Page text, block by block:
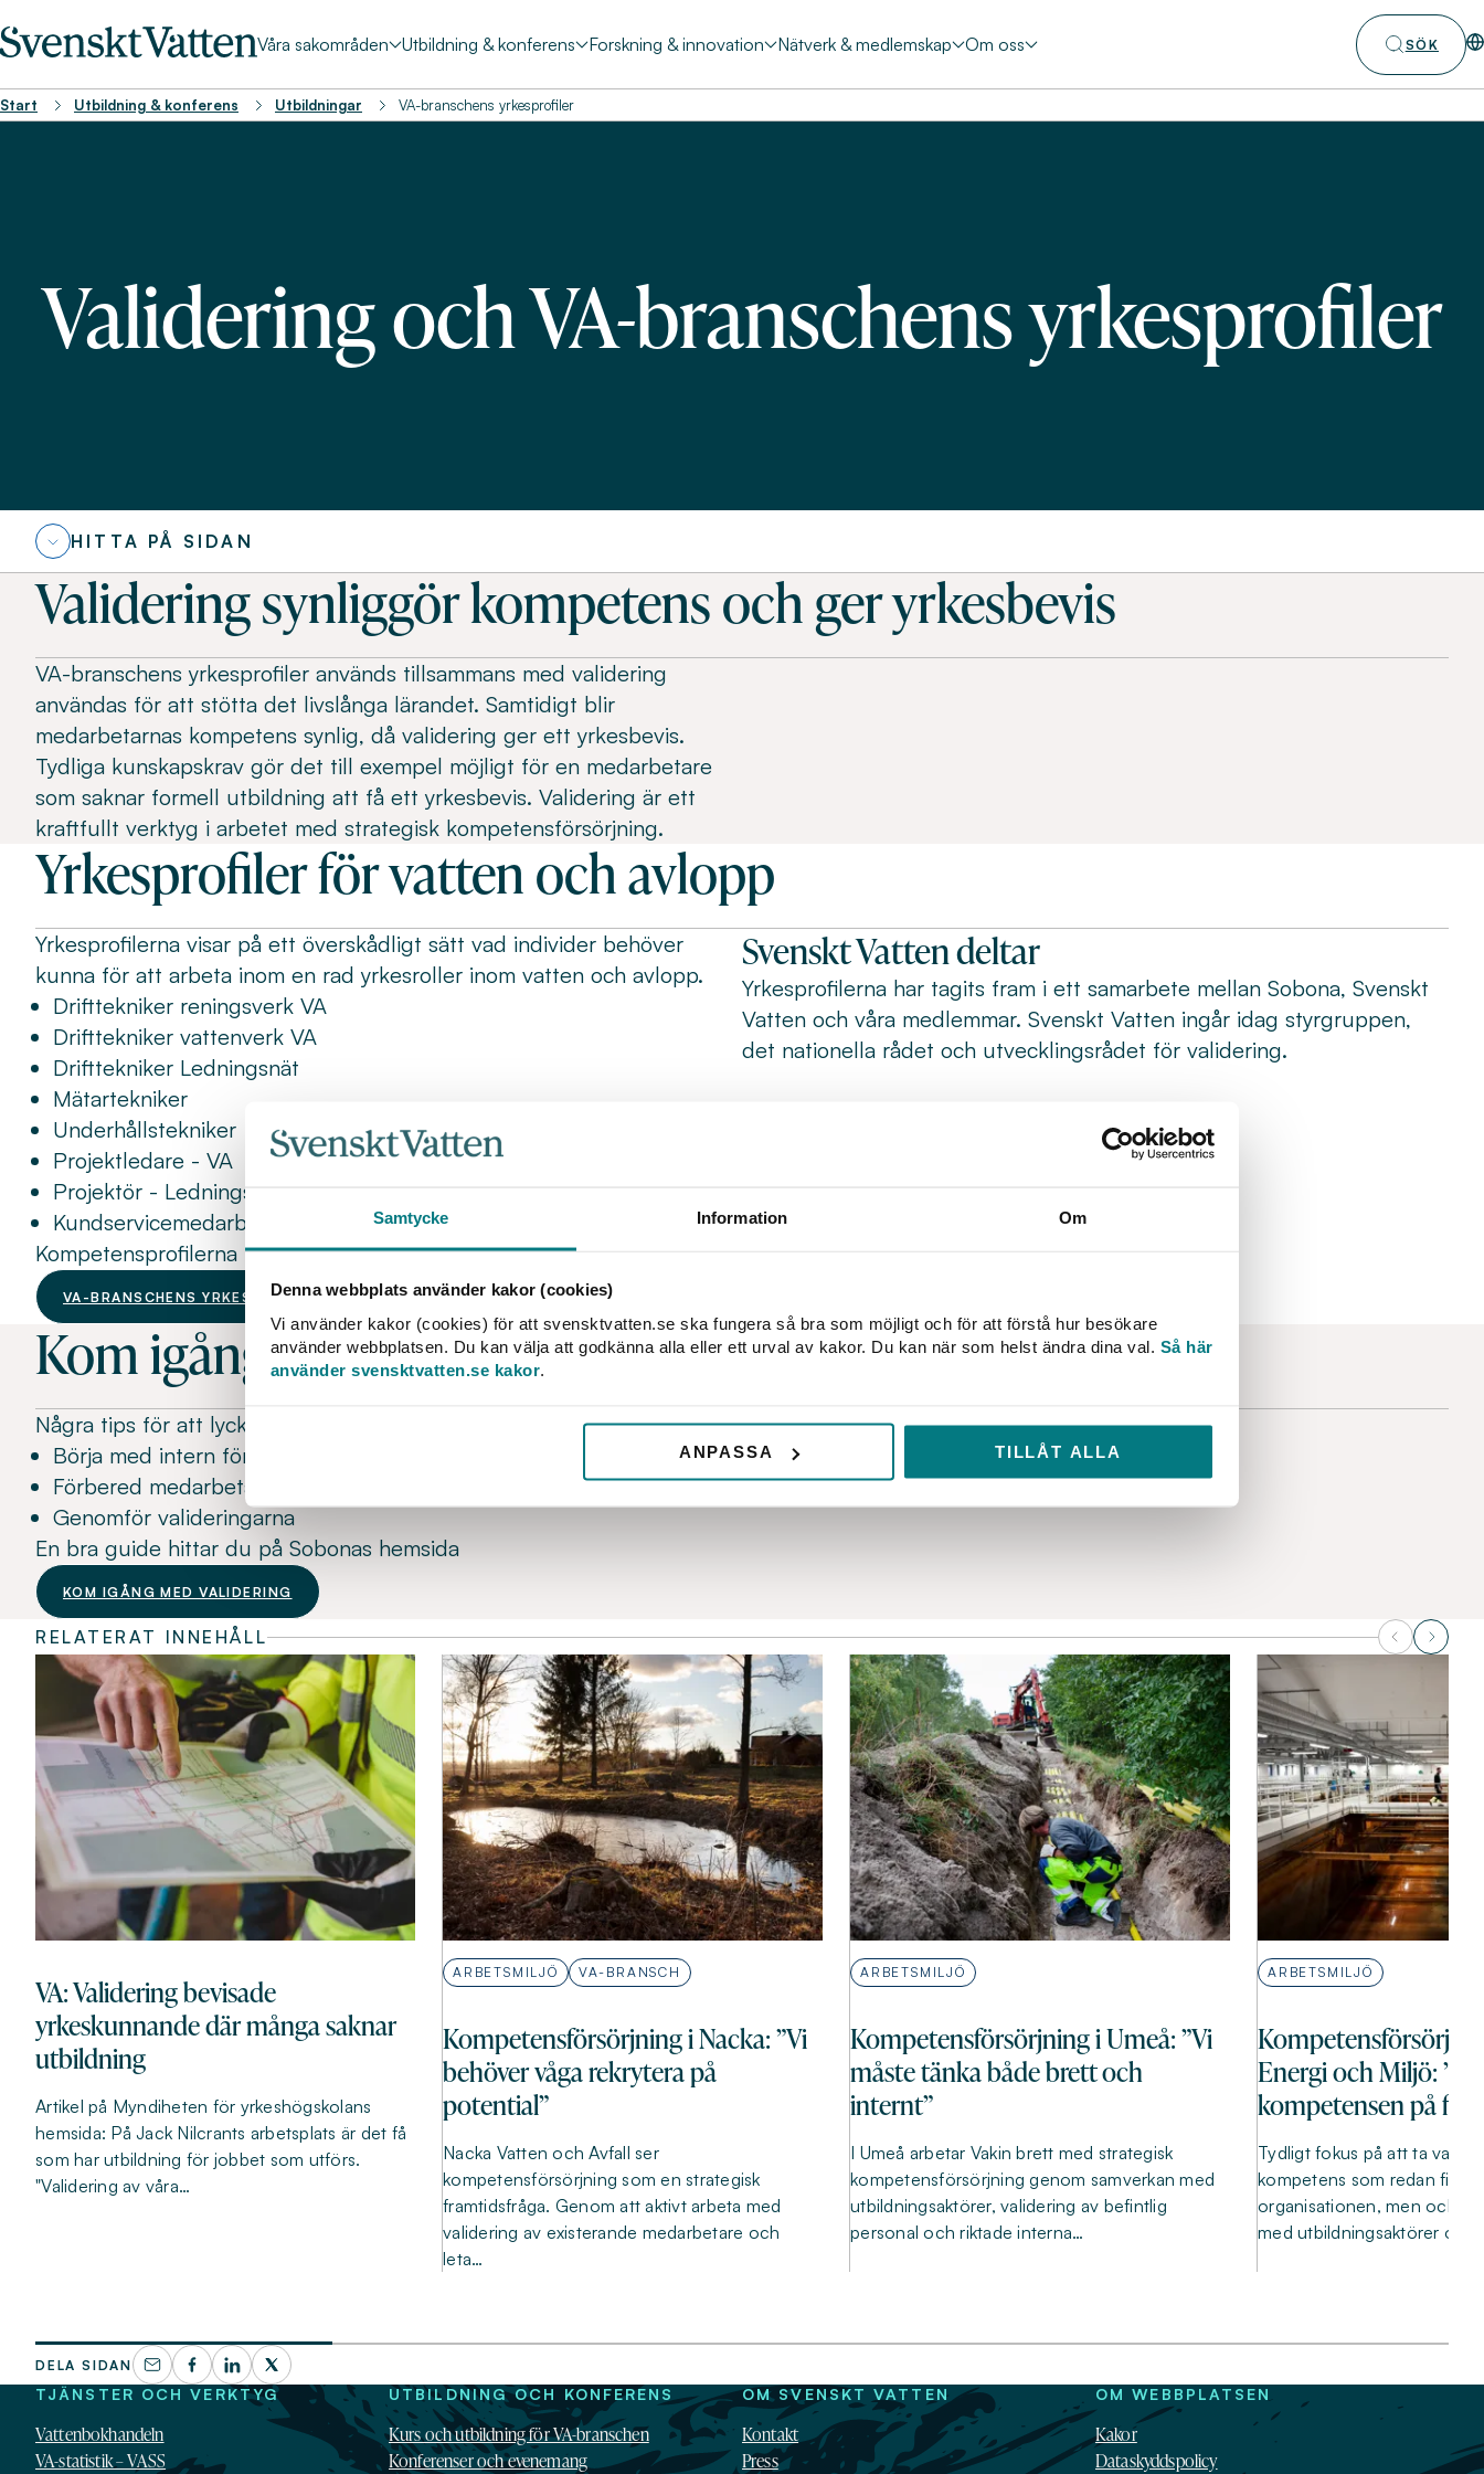
Samtycke Information Om
Denna webbplats använder kakor (cookies)
Vi använder kakor (cookies) för att svensktvatten.se ska fungera så bra som möjligt och för att förstå hur besökare
använder webbplatsen. Du kan välja att godkänna alla eller ett urval av kakor. Du kan när som helst ändra dina val. Så här
använder svensktvatten.se kakor.
ANPASSA TILLÅT ALLA
Våra sakområden Utbildning & konferens Forskning & innovation Nätverk & medlemskap Om oss SÖK
Start Utbildning & konferens Utbildningar VA-branschens yrkesprofiler
Validering och VA-branschens yrkesprofiler
HITTA PÅ SIDAN
Validering synliggör kompetens och ger yrkesbevis
VA-branschens yrkesprofiler används tillsammans med validering
användas för att stötta det livslånga lärandet. Samtidigt blir
medarbetarnas kompetens synlig, då validering ger ett yrkesbevis.
Tydliga kunskapskrav gör det till exempel möjligt för en medarbetare
som saknar formell utbildning att få ett yrkesbevis. Validering är ett
kraftfullt verktyg i arbetet med strategisk kompetensförsörjning.
Yrkesprofiler för vatten och avlopp
Yrkesprofilerna visar på ett överskådligt sätt vad individer behöver
kunna för att arbeta inom en rad yrkesroller inom vatten och avlopp.
Drifttekniker reningsverk VA
Drifttekniker vattenverk VA
Drifttekniker Ledningsnät
Mätartekniker
Underhållstekniker
Projektledare - VA
Projektör - Ledningsnät VA
Kundservicemedarbetare - VA
Kompetensprofilerna hittar du på Sobonas hemsida
VA-BRANSCHENS YRKESPROFILER
Svenskt Vatten deltar
Yrkesprofilerna har tagits fram i ett samarbete mellan Sobona, Svenskt
Vatten och våra medlemmar. Svenskt Vatten ingår idag styrgruppen,
det nationella rådet och utvecklingsrådet för validering.
Kom igång med validering
Några tips för att lyckas
Börja med intern förankring och beslut på ledningsnivå
Förbered medarbetare, chefer, handledare och leverantörer inför processen
Genomför valideringarna
En bra guide hittar du på Sobonas hemsida
KOM IGÅNG MED VALIDERING
RELATERAT INNEHÅLL
VA: Validering bevisade
yrkeskunnande där många saknar
utbildning
Artikel på Myndiheten för yrkeshögskolans
hemsida: På Jack Nilcrants arbetsplats är det få
som har utbildning för jobbet som utförs.
"Validering av våra…
ARBETSMILJÖ VA-BRANSCH
Kompetensförsörjning i Nacka: ”Vi
behöver våga rekrytera på
potential”
Nacka Vatten och Avfall ser
kompetensförsörjning som en strategisk
framtidsfråga. Genom att aktivt arbeta med
validering av existerande medarbetare och
leta…
ARBETSMILJÖ
Kompetensförsörjning i Umeå: ”Vi
måste tänka både brett och
internt”
I Umeå arbetar Vakin brett med strategisk
kompetensförsörjning genom samverkan med
utbildningsaktörer, validering av befintlig
personal och riktade interna…
ARBETSMILJÖ
Energi och Miljö: ”Vi
kompetensen på
Tydligt fokus på att ta vara
kompetens som redan finns
organisationen, men också
med utbildningsaktörer och
DELA SIDAN
TJÄNSTER OCH VERKTYG
Vattenbokhandeln
VA-statistik – VASS
UTBILDNING OCH KONFERENS
Kurs och utbildning för VA-branschen
Konferenser och evenemang
OM SVENSKT VATTEN
Kontakt
Press
OM WEBBPLATSEN
Kakor
Dataskyddspolicy